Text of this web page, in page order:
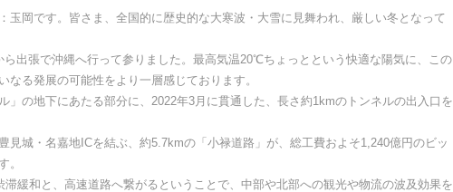
玉岡です。皆さま、全国的に歴史的な大寒波・大雪に見舞われ、厳しい冬となって
出張で沖縄へ行って参りました。最高気温20℃ちょっとという快適な陽気に、この
る発展の可能性をより一層感じております。
」の地下にあたる部分に、2022年3月に貫通した、長さ約1kmのトンネルの出入口を
見城・名嘉地ICを結ぶ、約5.7kmの「小禄道路」が、総工費およそ1,240億円のビッ
。
緩和と、高速道路へ繋がるということで、中部や北部への観光や物流の波及効果を